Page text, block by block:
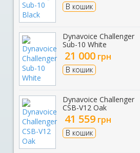
В кошик
Dynavoice Challenger
Sub-10 White
21 000грн
В кошик
Dynavoice Challenger
CSB-V12 Oak
41 559грн
В кошик